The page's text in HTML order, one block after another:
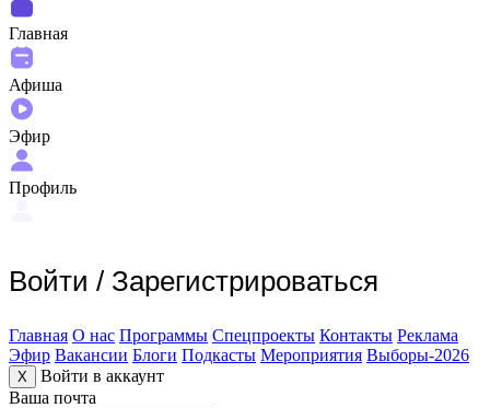
Главная
Афиша
Эфир
Профиль
Войти / Зарегистрироваться
Главная О нас Программы Спецпроекты Контакты Реклама
Эфир Вакансии Блоги Подкасты Мероприятия Выборы-2026
X
Войти в аккаунт
Ваша почта